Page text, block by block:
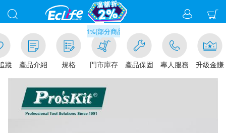
蹤 產品介紹 規格
滿千元門市取貨現折1%(部分商品不適用)-請點我看
門市庫存 產品保固 專人服務 升級金賺